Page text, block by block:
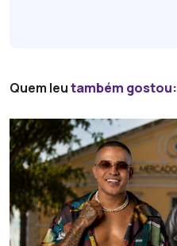
Quem leutambém gostou: